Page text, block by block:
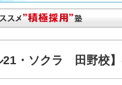
21・ソクラ 田野校